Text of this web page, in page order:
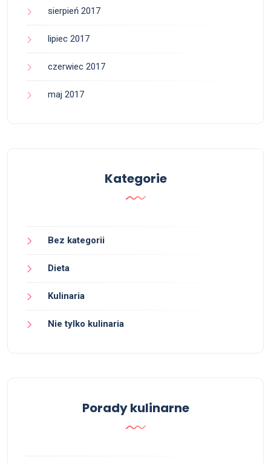
sierpień 2017
lipiec 2017
czerwiec 2017
maj 2017
Kategorie
Bez kategorii
Dieta
Kulinaria
Nie tylko kulinaria
Porady kulinarne